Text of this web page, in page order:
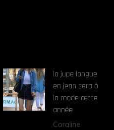
la jupe longue
en jean sera à
la mode cette
année
Coraline